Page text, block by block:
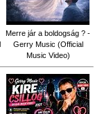
Merre jár a boldogság ? -
Gerry Music (Official
Music Video)